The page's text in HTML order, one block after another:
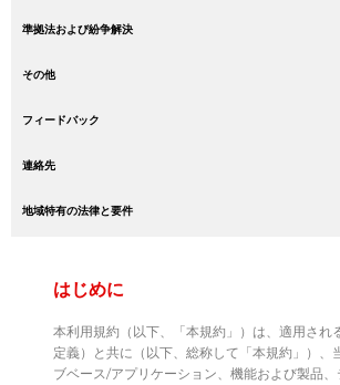
準拠法および紛争解決
その他
フィードバック
連絡先
地域特有の法律と要件
はじめに
本利用規約（以下、「本規約」）は、適用され
定義）と共に（以下、総称して「本規約」）、
ブベース/アプリケーション、機能および製品